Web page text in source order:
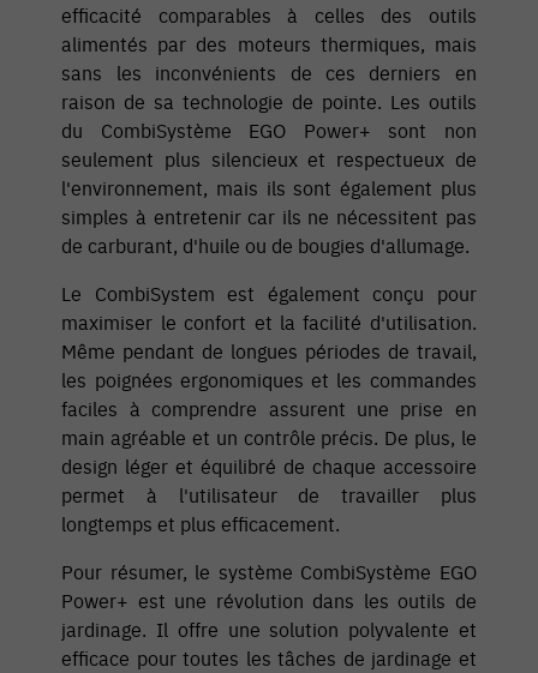
efficacité comparables à celles des outils
alimentés par des moteurs thermiques, mais
sans les inconvénients de ces derniers en
raison de sa technologie de pointe. Les outils
du CombiSystème EGO Power+ sont non
seulement plus silencieux et respectueux de
l'environnement, mais ils sont également plus
simples à entretenir car ils ne nécessitent pas
de carburant, d'huile ou de bougies d'allumage.
Le CombiSystem est également conçu pour
maximiser le confort et la facilité d'utilisation.
Même pendant de longues périodes de travail,
les poignées ergonomiques et les commandes
faciles à comprendre assurent une prise en
main agréable et un contrôle précis. De plus, le
design léger et équilibré de chaque accessoire
permet à l'utilisateur de travailler plus
longtemps et plus efficacement.
Pour résumer, le système CombiSystème EGO
Power+ est une révolution dans les outils de
jardinage. Il offre une solution polyvalente et
efficace pour toutes les tâches de jardinage et